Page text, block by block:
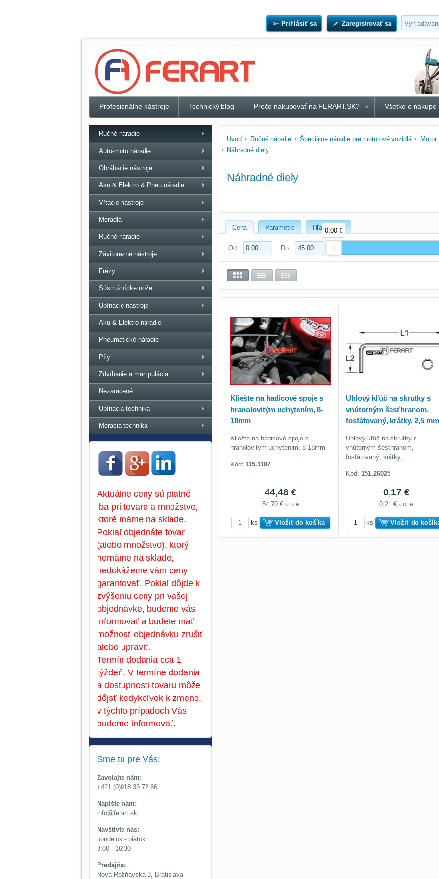
Prihlásiť sa Zaregistrovať sa
Profesionálne nástroje Technický blog Prečo nakupovať na FERART.SK? Všetko o nákupe
Úvod Ručné náradie Špeciálne náradie pre motorové vozidlá
Náhradné diely
Náhradné diely
Cena Parametre Hľadať text
Od: Do:
0,00 €
Kliešte na hadicové spoje s
hranolovitým uchytením, 8-
18mm
Kliešte na hadicové spoje s
hranolovitým uchytením, 8-18mm
Kód: 115.1187
44,48 €
54,70 € s DPH
ks Vložiť do košíka
Uhlový kľúč na skrutky s
vnútorným šesťhranom,
fosfátovaný, krátky, 2,5 mm
Uhlový kľúč na skrutky s
vnútorným šesťhranom,
fosfátovaný, krátky,...
Kód: 151.26025
0,17 €
0,21 €s DPH
ks Vložiť do
Ručné náradie
Auto-moto náradie
Obrábacie nástroje
Aku & Elektro & Pneu náradie
Vŕtacie nástroje
Meradlá
Ručné náradie
Závitorezné nástroje
Frézy
Sústružnícke nože
Upínacie nástroje
Aku & Elektro náradie
Pneumatické náradie
Píly
Zdvíhanie a manipulácia
Nezaradené
Upínacia technika
Meracia technika
Aktuálne ceny sú platné
iba pri tovare a množstve,
ktoré máme na sklade.
Pokiaľ objednáte tovar
(alebo množstvo), ktorý
nemáme na sklade,
nedokážeme vám ceny
garantovať. Pokiaľ dôjde k
zvýšeniu ceny pri vašej
objednávke, budeme vás
informovať a budete mať
možnosť objednávku zrušiť
alebo upraviť.
Termín dodania cca 1
týždeň. V termíne dodania
a dostupnosti tovaru môže
dôjsť kedykoľvek k zmene,
v týchto prípadoch Vás
budeme informovať.
Sme tu pre Vás:
Zavolajte nám:
+421 (0)918 33 72 66
Napíšte nám:
info@ferart.sk
Navštívte nás:
pondelok - piatok
8:00 - 16:30
Predajňa:
Nová Rožňavská 3, Bratislava